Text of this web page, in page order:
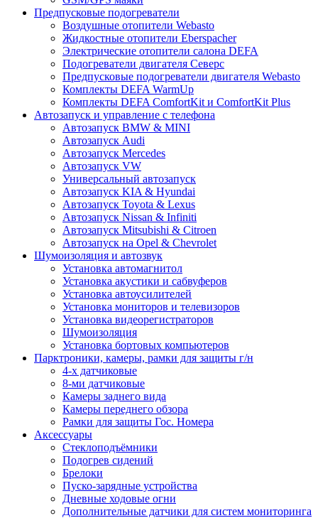
Предпусковые подогреватели
Воздушные отопители Webasto
Жидкостные отопители Eberspacher
Электрические отопители салона DEFA
Подогреватели двигателя Северс
Предпусковые подогреватели двигателя Webasto
Комплекты DEFA WarmUp
Комплекты DEFA ComfortKit и ComfortKit Plus
Автозапуск и управление с телефона
Автозапуск BMW & MINI
Автозапуск Audi
Автозапуск Mercedes
Автозапуск VW
Универсальный автозапуск
Автозапуск KIA & Hyundai
Автозапуск Toyota & Lexus
Автозапуск Nissan & Infiniti
Автозапуск Mitsubishi & Citroen
Автозапуск на Opel & Chevrolet
Шумоизоляция и автозвук
Установка автомагнитол
Установка акустики и сабвуферов
Установка автоусилителей
Установка мониторов и телевизоров
Установка видеорегистраторов
Шумоизоляция
Установка бортовых компьютеров
Парктроники, камеры, рамки для защиты г/н
4-х датчиковые
8-ми датчиковые
Камеры заднего вида
Камеры переднего обзора
Рамки для защиты Гос. Номера
Аксессуары
Стеклоподъёмники
Подогрев сидений
Брелоки
Пуско-зарядные устройства
Дневные ходовые огни
Дополнительные датчики для систем мониторинга